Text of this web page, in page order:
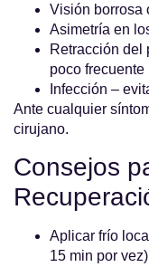
Visión borrosa
Asimetría en
Retracción del
poco frecuente
Infección –
Ante cualquier
cirujano.
Consejos
Aplicar frío
15 min por vez)